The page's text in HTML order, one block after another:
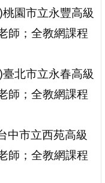
園市立永豐高級
師；全教網課程
北市立永春高級
師；全教網課程
中市立西苑高級
師；全教網課程